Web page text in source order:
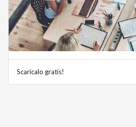
Scaricalo gratis!